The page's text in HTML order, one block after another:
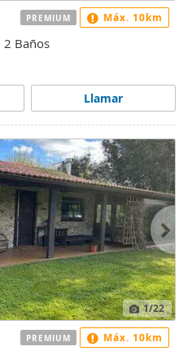
2 Baños
Llamar
PREMIUM Máx. 10km
1/22
PREMIUM Máx. 10km